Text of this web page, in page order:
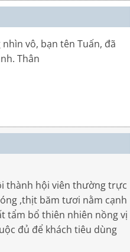
vô, bạn tên Tuấn, đã
Thân
thành hội viên thường trực
,thịt băm tươi nằm cạnh
tẩm bổ thiên nhiên nồng vị
đủ để khách tiêu dùng